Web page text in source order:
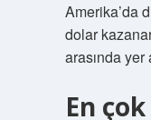
Amerika’da
dolar
arasında yer
En